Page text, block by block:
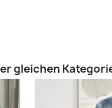
gleichen